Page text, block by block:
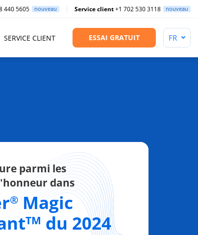
440 5605 nouveau Service client+1 702 530 3118 nouveau
SERVICE CLIENT ESSAI GRATUIT
parmi les
dans
® Magic
TM du 2024